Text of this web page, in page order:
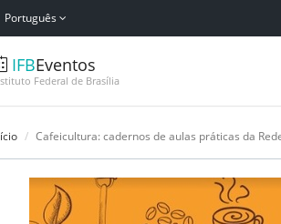
Português
IFBEventos
Federal de Brasília
Cafeicultura: cadernos de aulas práticas da